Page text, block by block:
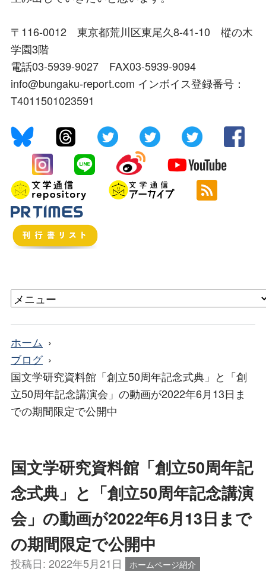
〒116-0012 東京都荒川区東尾久8-41-10 樅の木
学園3階
電話03-5939-9027 FAX03-5939-9094
info@bungaku-report.com インボイス登録番号：
T4011501023591
ホーム
ブログ
国文学研究資料館「創立50周年記念式典」と「創
立50周年記念講演会」の動画が2022年6月13日ま
での期間限定で公開中
国文学研究資料館「創立50周年記
念式典」と「創立50周年記念講演
会」の動画が2022年6月13日まで
の期間限定で公開中
投稿日: 2022年5月21日 ホームページ紹介